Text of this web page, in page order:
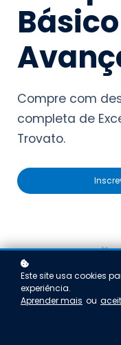
Compre com
completa de
Trovato.
Este site usa cookies
experiência.
Aprender mais ou